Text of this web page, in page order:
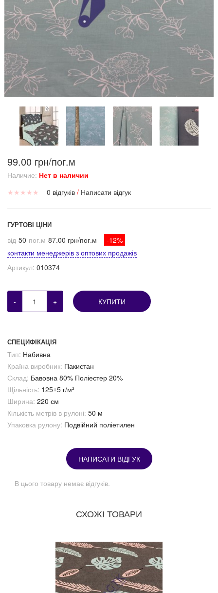
99.00 грн/пог.м
Наличие: Нет в наличии
★ ★ ★ ★ ★ 0 відгуків / Написати відгук
ГУРТОВІ ЦІНИ
від 50 пог.м 87.00 грн/пог.м
-12%
контакти менеджерів з оптових продажів
Артикул: 010374
- + КУПИТИ
СПЕЦИФІКАЦІЯ
Тип: Набивна
Країна виробник: Пакистан
Склад: Бавовна 80% Поліестер 20%
Щільність: 125±5 г/м²
Ширина: 220 см
Кількість метрів в рулоні: 50 м
Упаковка рулону: Подвійний поліетилен
НАПИСАТИ ВІДГУК
В цього товару немає відгуків.
СХОЖІ ТОВАРИ